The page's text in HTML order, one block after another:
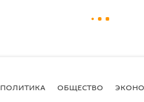
ПОЛИТИКА ОБЩЕСТВО